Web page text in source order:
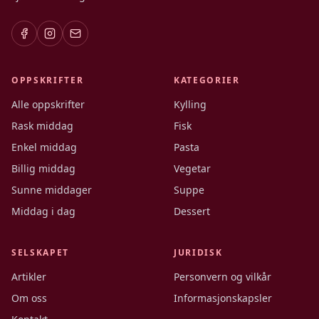
OPPSKRIFTER
Alle oppskrifter
Rask middag
Enkel middag
Billig middag
Sunne middager
Middag i dag
KATEGORIER
Kylling
Fisk
Pasta
Vegetar
Suppe
Dessert
SELSKAPET
Artikler
Om oss
JURIDISK
Personvern og vilkår
Informasjonskapsler